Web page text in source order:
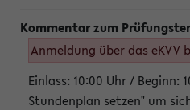
Anmeldung über das eKVV
Einlass: 10:00 Uhr / Beginn:
Stundenplan setzen" um